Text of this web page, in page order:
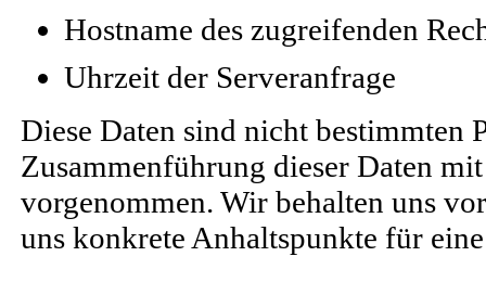
Hostname des zugreifenden
Uhrzeit der Serveranfrage
Diese Daten sind nicht bestimmten
Zusammenführung dieser Daten
vorgenommen. Wir behalten uns
uns konkrete Anhaltspunkte für